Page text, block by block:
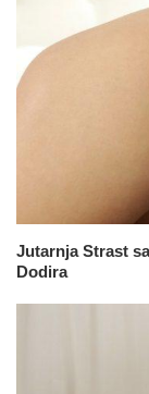
Jutarnja Strast
Dodira